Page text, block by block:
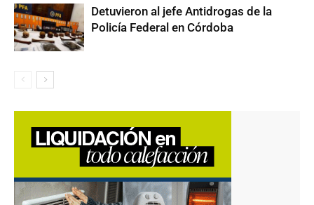
Detuvieron al jefe Antidrogas de la
Policía Federal en Córdoba